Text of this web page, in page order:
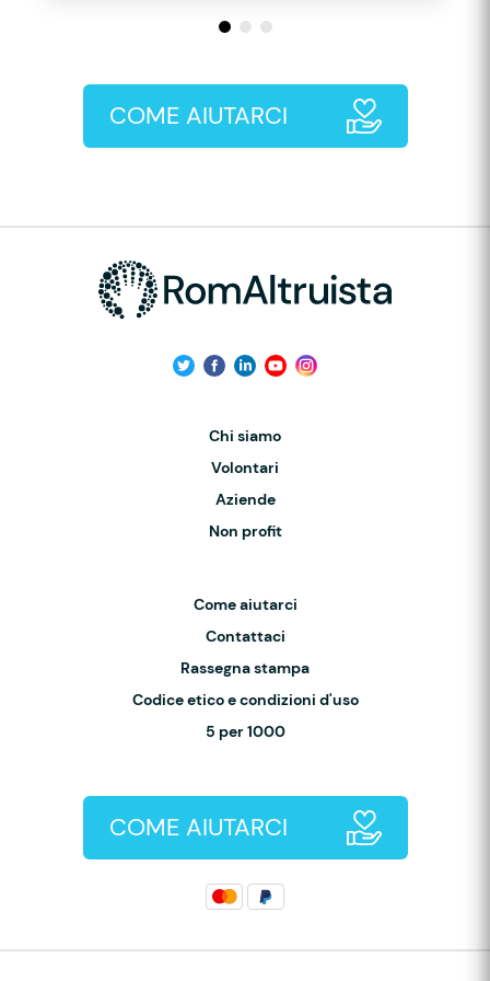
COME AIUTARCI
Chi siamo
Volontari
Aziende
Non profit
Come aiutarci
Contattaci
Rassegna stampa
Codice etico e condizioni d'uso
5 per 1000
COME AIUTARCI